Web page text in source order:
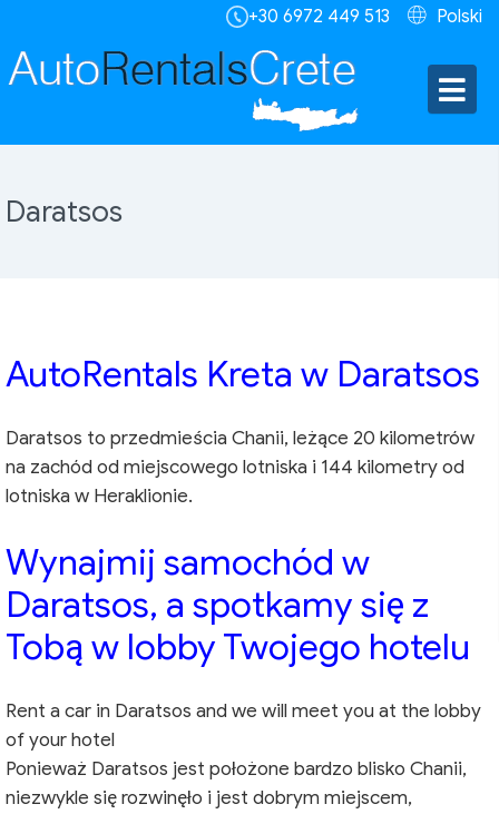
Polski
+30 6972 449 513
Daratsos
AutoRentals Kreta w Daratsos
Daratsos to przedmieścia Chanii, leżące 20 kilometrów
na zachód od miejscowego lotniska i 144 kilometry od
lotniska w Heraklionie.
Wynajmij samochód w
Daratsos, a spotkamy się z
Tobą w lobby Twojego hotelu
Rent a car in Daratsos and we will meet you at the lobby
of your hotel
Ponieważ Daratsos jest położone bardzo blisko Chanii,
niezwykle się rozwinęło i jest dobrym miejscem,